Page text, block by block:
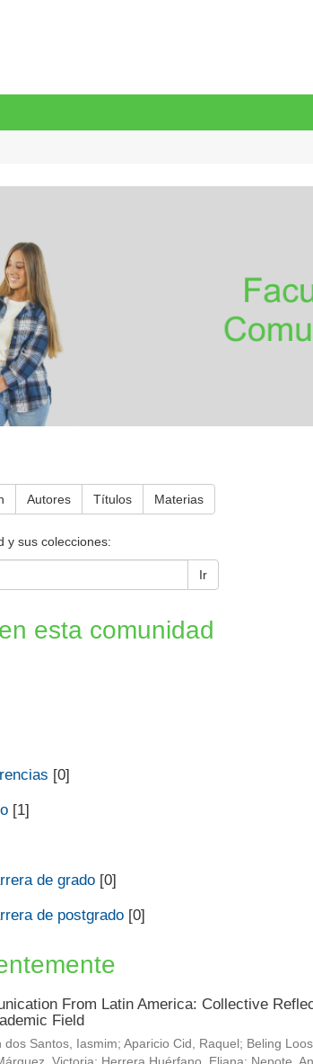
Autores Títulos Materias
y sus colecciones:
Ir
esta comunidad
[0]
[1]
de grado[0]
de postgrado[0]
From Latin America: Collective
Field
dos Santos, Iasmim; Aparicio Cid, Raquel ; Beling